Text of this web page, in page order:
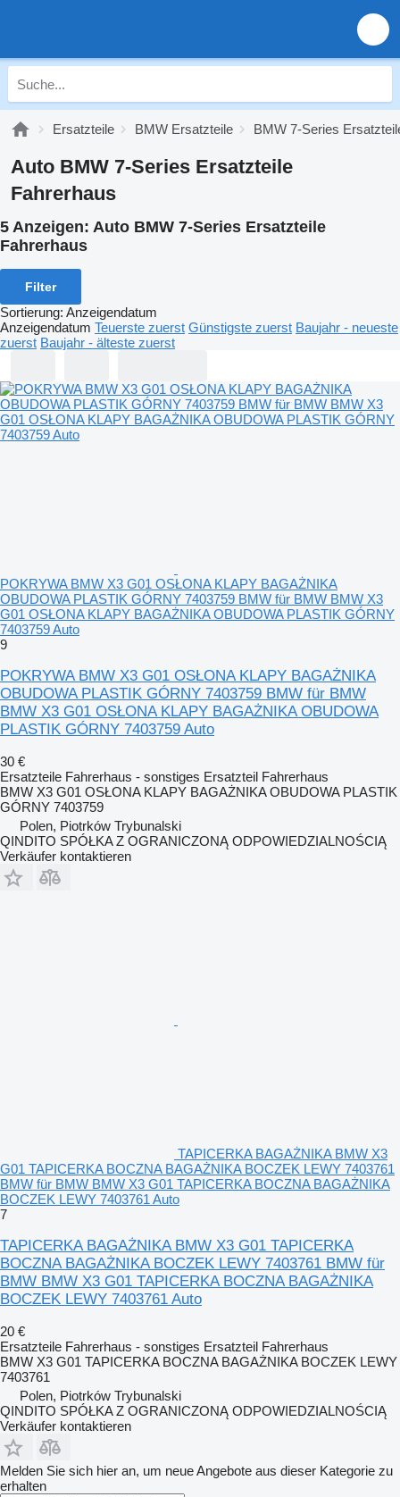
Ersatzteile BMW Ersatzteile BMW 7-Series
Auto BMW 7-Series Ersatzteile
Fahrerhaus
5 Anzeigen: Auto BMW 7-Series Ersatzteile
Fahrerhaus
Filter
Sortierung: Anzeigendatum
Anzeigendatum Teuerste zuerst Günstigste zuerst Baujahr - neueste
zuerst Baujahr - älteste zuerst
POKRYWA BMW X3 G01 OSŁONA KLAPY BAGAŻNIKA
OBUDOWA PLASTIK GÓRNY 7403759 BMW für BMW BMW X3
G01 OSŁONA KLAPY BAGAŻNIKA OBUDOWA PLASTIK GÓRNY
7403759 Auto
9
POKRYWA BMW X3 G01 OSŁONA KLAPY BAGAŻNIKA
OBUDOWA PLASTIK GÓRNY 7403759 BMW für BMW
BMW X3 G01 OSŁONA KLAPY BAGAŻNIKA OBUDOWA
PLASTIK GÓRNY 7403759 Auto
30 €
Ersatzteile Fahrerhaus - sonstiges Ersatzteil Fahrerhaus
BMW X3 G01 OSŁONA KLAPY BAGAŻNIKA OBUDOWA PLASTIK
GÓRNY 7403759
Polen, Piotrków Trybunalski
QINDITO SPÓŁKA Z OGRANICZONĄ ODPOWIEDZIALNOŚCIĄ
Verkäufer kontaktieren
TAPICERKA BAGAŻNIKA BMW X3
G01 TAPICERKA BOCZNA BAGAŻNIKA BOCZEK LEWY 7403761
BMW für BMW BMW X3 G01 TAPICERKA BOCZNA BAGAŻNIKA
BOCZEK LEWY 7403761 Auto
7
TAPICERKA BAGAŻNIKA BMW X3 G01 TAPICERKA
BOCZNA BAGAŻNIKA BOCZEK LEWY 7403761 BMW für
BMW BMW X3 G01 TAPICERKA BOCZNA BAGAŻNIKA
BOCZEK LEWY 7403761 Auto
20 €
Ersatzteile Fahrerhaus - sonstiges Ersatzteil Fahrerhaus
BMW X3 G01 TAPICERKA BOCZNA BAGAŻNIKA BOCZEK LEWY
7403761
Polen, Piotrków Trybunalski
QINDITO SPÓŁKA Z OGRANICZONĄ ODPOWIEDZIALNOŚCIĄ
Verkäufer kontaktieren
Melden Sie sich hier an, um neue Angebote aus dieser Kategorie zu
erhalten